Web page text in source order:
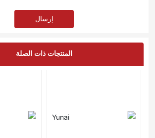
إرسال
المنتجات ذات الصلة